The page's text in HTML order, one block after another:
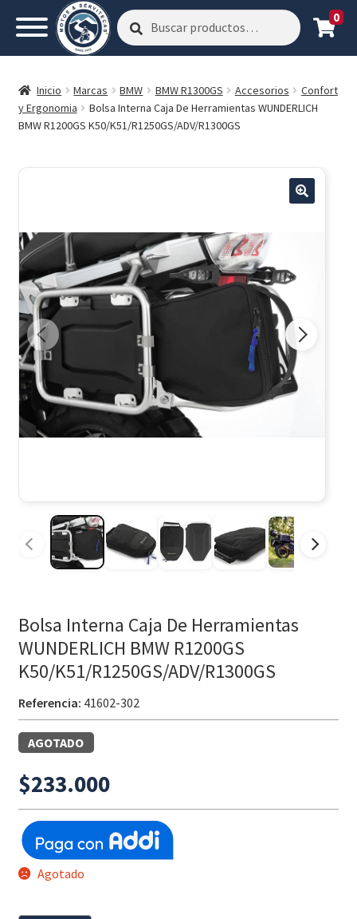
Buscar
por:
Buscar 0
Inicio Marcas BMW BMW R1300GS Accesorios
Confort
y Ergonomia
Bolsa Interna Caja De Herramientas WUNDERLICH
BMW R1200GS K50/K51/R1250GS/ADV/R1300GS
Bolsa Interna Caja De Herramientas
WUNDERLICH BMW R1200GS
K50/K51/R1250GS/ADV/R1300GS
Referencia: 41602-302
AGOTADO
$233.000
Agotado